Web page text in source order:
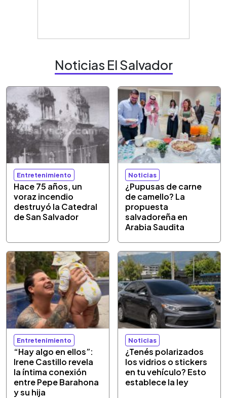
Noticias El Salvador
Entretenimiento
Hace 75 años, un
voraz incendio
destruyó la Catedral
de San Salvador
Noticias
¿Pupusas de carne
de camello? La
propuesta
salvadoreña en
Arabia Saudita
Entretenimiento
“Hay algo en ellos”:
Irene Castillo revela
la íntima conexión
entre Pepe Barahona
y su hija
Noticias
¿Tenés polarizados
los vidrios o stickers
en tu vehículo? Esto
establece la ley